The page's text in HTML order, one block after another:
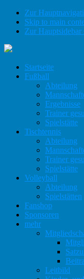
Zur
Skip to main
Zur Hauptsidebar
Startseite
Fußball
Abteilung
Ergebnisse
Trainer
Spielstätte
Tischtennis
Abteilung
Trainer
Spielstätte
Volleyball
Abteilung
Spielstätten
Fanshop
Sponsoren
mehr
Leitbild